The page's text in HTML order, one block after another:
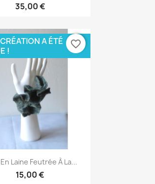
35,00 €
Aperçu rapide
Laine Feutrée À La...
15,00 €
A ÉTÉ
!
favorite_border